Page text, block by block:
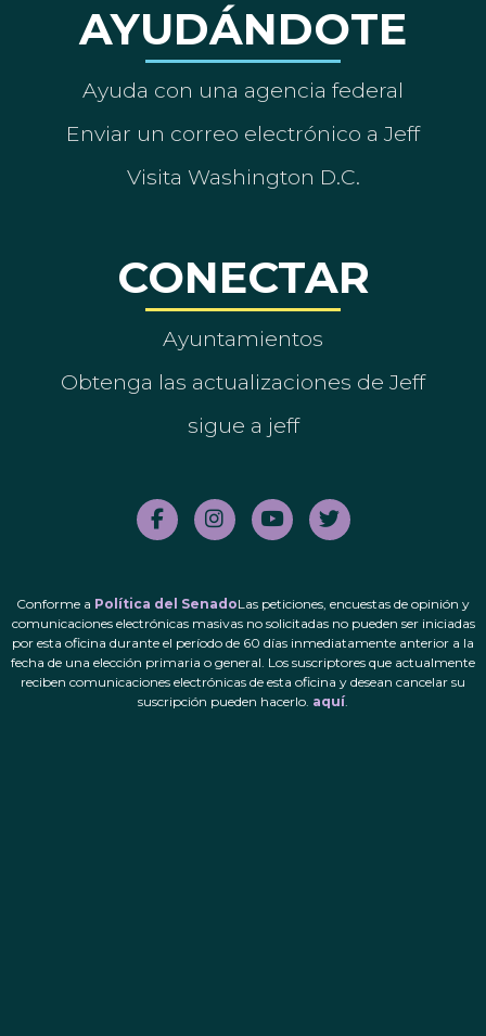
AYUDÁNDOTE
Ayuda con una agencia federal
Enviar un correo electrónico a Jeff
Visita Washington D.C.
CONECTAR
Ayuntamientos
Obtenga las actualizaciones de Jeff
sigue a jeff
Conforme a Política del SenadoLas peticiones, encuestas de opinión y
comunicaciones electrónicas masivas no solicitadas no pueden ser iniciadas
por esta oficina durante el período de 60 días inmediatamente anterior a la
fecha de una elección primaria o general. Los suscriptores que actualmente
reciben comunicaciones electrónicas de esta oficina y desean cancelar su
suscripción pueden hacerlo. aquí